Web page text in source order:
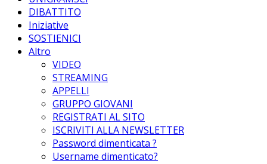
DIBATTITO
Iniziative
SOSTIENICI
Altro
VIDEO
STREAMING
APPELLI
GRUPPO GIOVANI
REGISTRATI AL SITO
ISCRIVITI ALLA NEWSLETTER
Password dimenticata ?
Username dimenticato?